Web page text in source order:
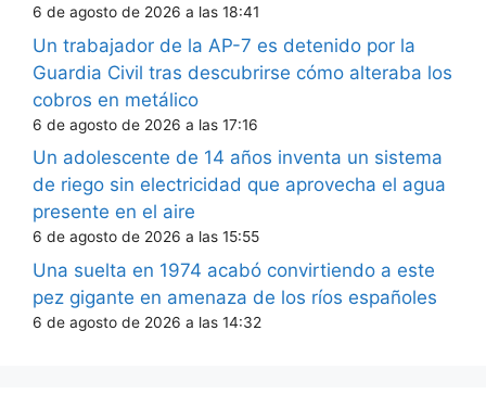
6 de agosto de 2026 a las 18:41
Un trabajador de la AP-7 es detenido por la
Guardia Civil tras descubrirse cómo alteraba los
cobros en metálico
6 de agosto de 2026 a las 17:16
Un adolescente de 14 años inventa un sistema
de riego sin electricidad que aprovecha el agua
presente en el aire
6 de agosto de 2026 a las 15:55
Una suelta en 1974 acabó convirtiendo a este
pez gigante en amenaza de los ríos españoles
6 de agosto de 2026 a las 14:32